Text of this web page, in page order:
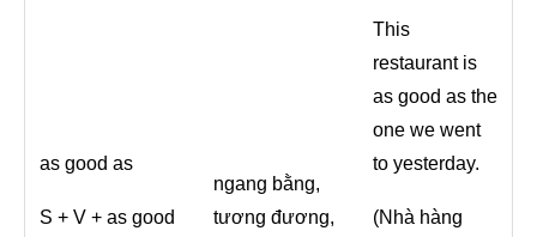
as good as
S + V + as good
ngang bằng,
tương đương,
This
restaurant is
as good as the
one we went
to yesterday.
(Nhà hàng